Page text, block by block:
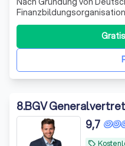
bei der Umsetzung.
8.BGV
local_offer
9,7